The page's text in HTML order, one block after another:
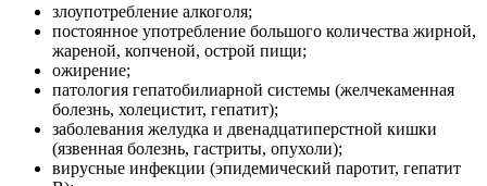
злоупотребление алкоголя;
постоянное употребление большого количества жирной,
жареной, копченой, острой пищи;
ожирение;
патология гепатобилиарной системы (желчекаменная
болезнь, холецистит, гепатит);
заболевания желудка и двенадцатиперстной кишки
(язвенная болезнь, гастриты, опухоли);
вирусные инфекции (эпидемический паротит, гепатит